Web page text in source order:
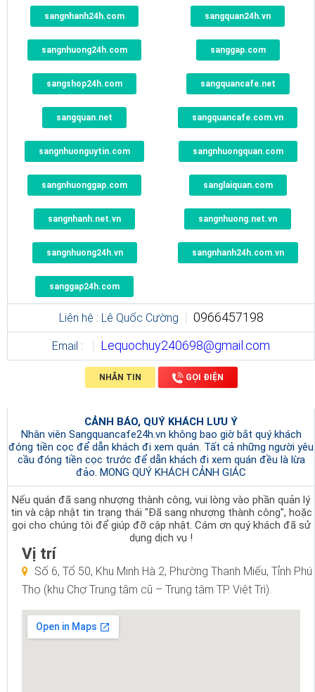
sangnhanh24h.com sangquan24h.vn
sangnhuong24h.com sanggap.com
sangshop24h.com sangquancafe.net
sangquan.net sangquancafe.com.vn
sangnhuonguytin.com sangnhuongquan.com
sangnhuonggap.com sanglaiquan.com
sangnhanh.net.vn sangnhuong.net.vn
sangnhuong24h.vn sangnhanh24h.com.vn
sanggap24h.com
Liên hệ : Lê Quốc Cường 0966457198
Email : Lequochuy240698@gmail.com
NHẮN TIN GỌI ĐIỆN
CẢNH BÁO, QUÝ KHÁCH LƯU Ý
Nhân viên Sangquancafe24h.vn không bao giờ bắt quý khách
đóng tiền cọc để dẫn khách đi xem quán. Tất cả những người yêu
cầu đóng tiền cọc trước để dẫn khách đi xem quán đều là lừa
đảo. MONG QUÝ KHÁCH CẢNH GIÁC
Nếu quán đã sang nhượng thành công, vui lòng vào phần quản lý
tin và cập nhật tin trạng thái "Đã sang nhượng thành công", hoặc
gọi cho chúng tôi để giúp đỡ cập nhật. Cám ơn quý khách đã sử
dụng dịch vụ !
Vị trí
Số 6, Tổ 50, Khu Minh Hà 2, Phường Thanh Miếu, Tỉnh Phú
Thọ (khu Chợ Trung tâm cũ – Trung tâm TP. Việt Trì).